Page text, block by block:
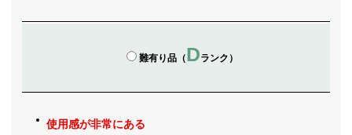
難有り品（Dランク）
使用感が非常にある